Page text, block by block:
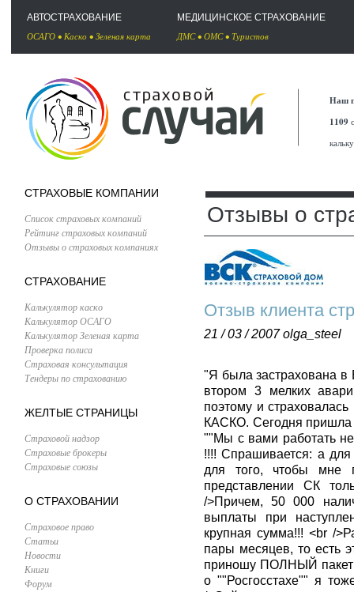
АВТОСТРАХОВАНИЕ
ОСАГО • Каско • Зеленая карта
МЕДИЦИНСКОЕ СТРАХОВАНИЕ
ДМС• ОМС• Туристов
Наш
1109
СТРАХОВЫЕ КОМПАНИИ
Список страховых компаний
Рейтинг страховых компаний
Отзывы о страховых компаниях
СТРАХОВАНИЕ
Калькулятор каско
Калькулятор ОСАГО
Калькулятор Зеленая карта
Проверка полиса
Страховая консультация
Тендеры по страхованию
ЖЕЛТЫЕ СТРАНИЦЫ
Страховой надзор
Страховые брокеры
Страховые союзы
О СТРАХОВАНИИ
Страховое право
Статьи
Новости
Книги
Форум
Отзывы о
Отзыв клиента
21 / 03 / 2007olga_steel
"Я была застрахована
втором 3 мелких
поэтому и
КАСКО. Сегодня пришла
""Мы с вами работать
!!!! Спрашивается: а для
для того, чтобы мне
представлении СК
/>Причем, 50 000
выплаты при
крупная сумма!!! <br /
пары месяцев, то есть
приношу ПОЛНЫЙ пакет
о ""Росгосстахе"" я